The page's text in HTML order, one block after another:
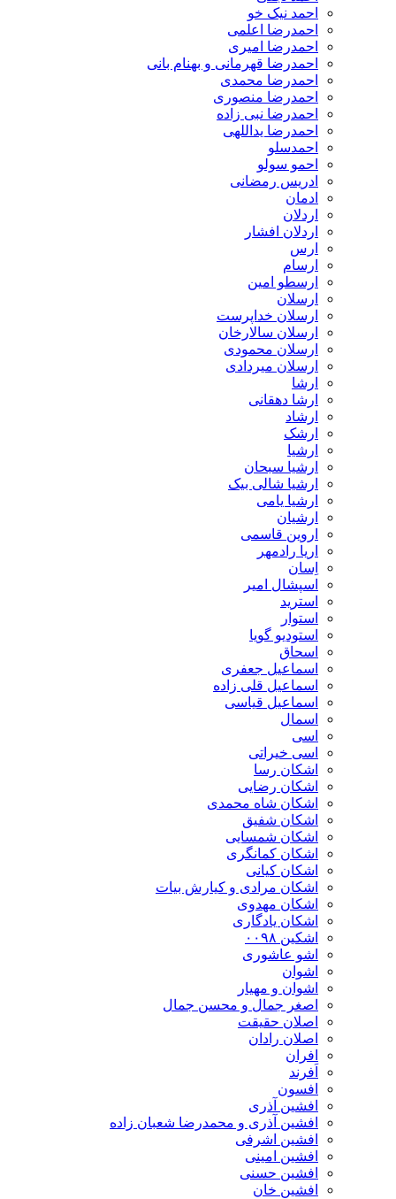
احمد نیک خو
احمدرضا اعلمی
احمدرضا امیری
احمدرضا قهرمانی و بهنام بانی
احمدرضا محمدی
احمدرضا منصوری
احمدرضا نبی زاده
احمدرضا یداللهی
احمدسلو
احمو سولو
ادریس رمضانی
ادمان
اردلان
اردلان افشار
ارس
ارسام
ارسطو امین
ارسلان
ارسلان خداپرست
ارسلان سالارخان
ارسلان محمودی
ارسلان میردادی
ارشا
ارشا دهقانی
ارشاد
ارشک
ارشیا
ارشیا سبحان
ارشیا شالی بیک
ارشیا یامی
ارشیان
اروین قاسمی
اریا رادمهر
اِسان
اسپشال امیر
استرید
استوار
استودیو گویا
اسحاق
اسماعیل جعفری
اسماعیل قلی زاده
اسماعیل قیاسی
اسمال
اسی
اسی خیراتی
اشکان رسا
اشکان رضایی
اشکان شاه محمدی
اشکان شفیق
اشکان شمسایی
اشکان‌ کمانگری
اشکان کیانی
اشکان مرادی و کیارش بیات
اشکان مهدوی
اشکان یادگاری
اشکین ۰۰۹۸
اشو عاشوری
اشوان
اشوان و مهیار
اصغر جمال و محسن جمال
اصلان حقیقت
اصلان رادان
افران
اَفرند
افسون
افشین آذری
افشین آذری و محمدرضا شعبان زاده
افشین اشرفی
افشین امینی
افشین حسنی
افشین خان